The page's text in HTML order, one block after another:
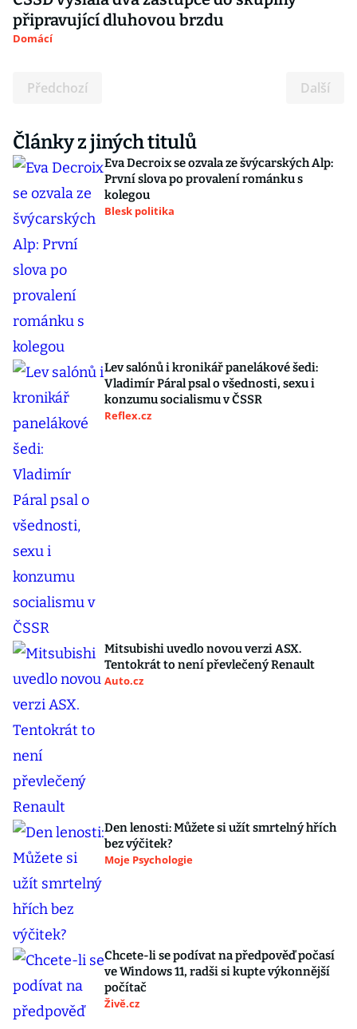
připravující dluhovou brzdu
Domácí
Předchozí Další
Články z jiných titulů
Eva Decroix se ozvala ze švýcarských Alp:
První slova po provalení románku s
kolegou
Blesk politika
Lev salónů i kronikář panelákové šedi:
Vladimír Páral psal o všednosti, sexu i
konzumu socialismu v ČSSR
Reflex.cz
Mitsubishi uvedlo novou verzi ASX.
Tentokrát to není převlečený Renault
Auto.cz
Den lenosti: Můžete si užít smrtelný hřích
bez výčitek?
Moje Psychologie
Chcete-li se podívat na předpověď počasí
ve Windows 11, radši si kupte výkonnější
počítač
Živě.cz